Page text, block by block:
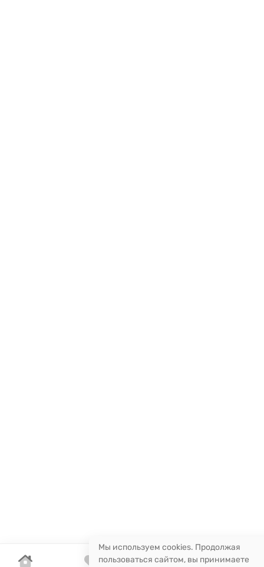
Мы используем cookies. Продолжая
пользоваться сайтом, вы принимаете